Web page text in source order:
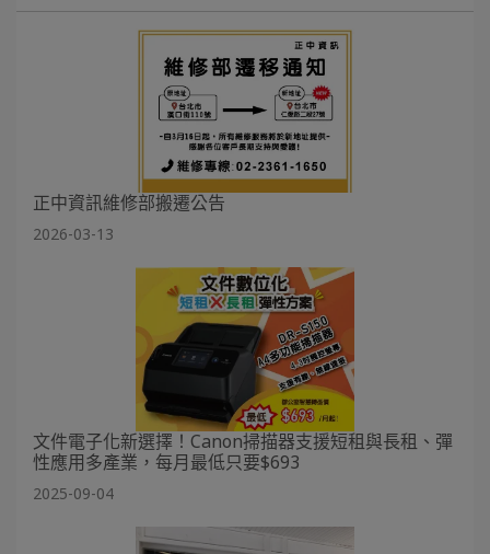
正中資訊維修部搬遷公告
2026-03-13
文件電子化新選擇！Canon掃描器支援短租與長租、彈
性應用多產業，每月最低只要$693
2025-09-04